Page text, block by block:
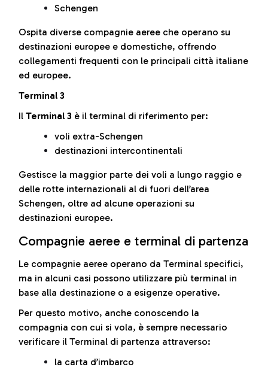
Schengen
Ospita diverse compagnie aeree che operano su
destinazioni europee e domestiche, offrendo
collegamenti frequenti con le principali città italiane
ed europee.
Terminal 3
Il Terminal 3 è il terminal di riferimento per:
voli extra-Schengen
destinazioni intercontinentali
Gestisce la maggior parte dei voli a lungo raggio e
delle rotte internazionali al di fuori dell’area
Schengen, oltre ad alcune operazioni su
destinazioni europee.
Compagnie aeree e terminal di partenza
Le compagnie aeree operano da Terminal specifici,
ma in alcuni casi possono utilizzare più terminal in
base alla destinazione o a esigenze operative.
Per questo motivo, anche conoscendo la
compagnia con cui si vola, è sempre necessario
verificare il Terminal di partenza attraverso:
la carta d’imbarco